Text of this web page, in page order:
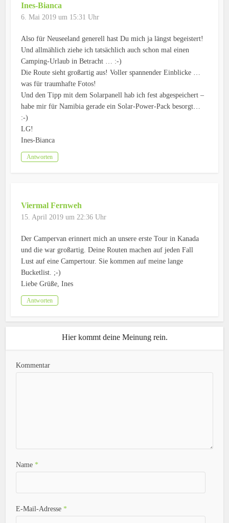
Ines-Bianca
6. Mai 2019 um 15:31 Uhr
Also für Neuseeland generell hast Du mich ja längst begeistert!
Und allmählich ziehe ich tatsächlich auch schon mal einen
Camping-Urlaub in Betracht … :-)
Die Route sieht großartig aus! Voller spannender Einblicke …
was für traumhafte Fotos!
Und den Tipp mit dem Solarpanell hab ich fest abgespeichert –
habe mir für Namibia gerade ein Solar-Power-Pack besorgt…
:-)
LG!
Ines-Bianca
Antworten
Viermal Fernweh
15. April 2019 um 22:36 Uhr
Der Campervan erinnert mich an unsere erste Tour in Kanada
und die war großartig. Deine Routen machen auf jeden Fall
Lust auf eine Campertour. Sie kommen auf meine lange
Bucketlist. ;-)
Liebe Grüße, Ines
Antworten
Hier kommt deine Meinung rein.
Kommentar
Name *
E-Mail-Adresse *